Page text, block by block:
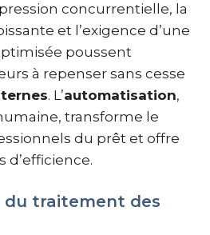
pression concurrentielle, la
et l’exigence d’une
poussent
à repenser sans cesse
. L’automatisation,
transforme le
du prêt et offre
d’efficience.
du traitement des